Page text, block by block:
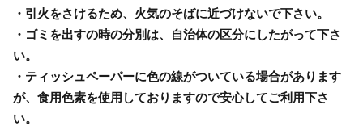
・引火をさけるため、火気のそばに近づけないで下さい。
・ゴミを出すの時の分別は、自治体の区分にしたがって下さ
い。
・ティッシュペーパーに色の線がついている場合があります
が、食用色素を使用しておりますので安心してご利用下さ
い。